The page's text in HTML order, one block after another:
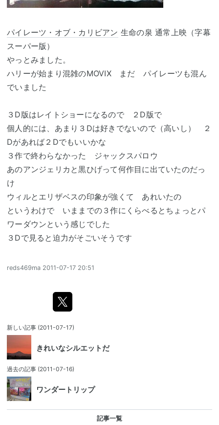
パイレーツ・オブ・カリビアン 生命の泉 通常上映（字幕
スーパー版）
やっとみました。
ハリーが始まり混雑のMOVIX まだ パイレーツも混ん
でいました
３D版はレイトショーになるので ２D版で
個人的には、あまり３Dは好きでないので（高いし） ２
Dがあれば２Dでもいいかな
３作で終わらなかった ジャックスパロウ
あのアンジェリカと黒ひげって何作目に出ていたのだっ
け
ウィルとエリザベスの印象が強くて あれいたの
というわけで いままでの３作にくらべるとちょっとパ
ワーダウンという感じでした
３Dで見ると迫力がそごいそうです
reds469ma 2011-07-17 20:51
新しい記事 (2011-07-17)
きれいなシルエットだ
過去の記事 (2011-07-16)
ワンダートリップ
記事一覧